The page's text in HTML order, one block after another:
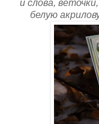
и слова,
белую